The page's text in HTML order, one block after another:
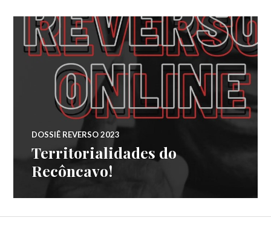
DOSSIÊ REVERSO 2023
Territorialidades do
Recôncavo!